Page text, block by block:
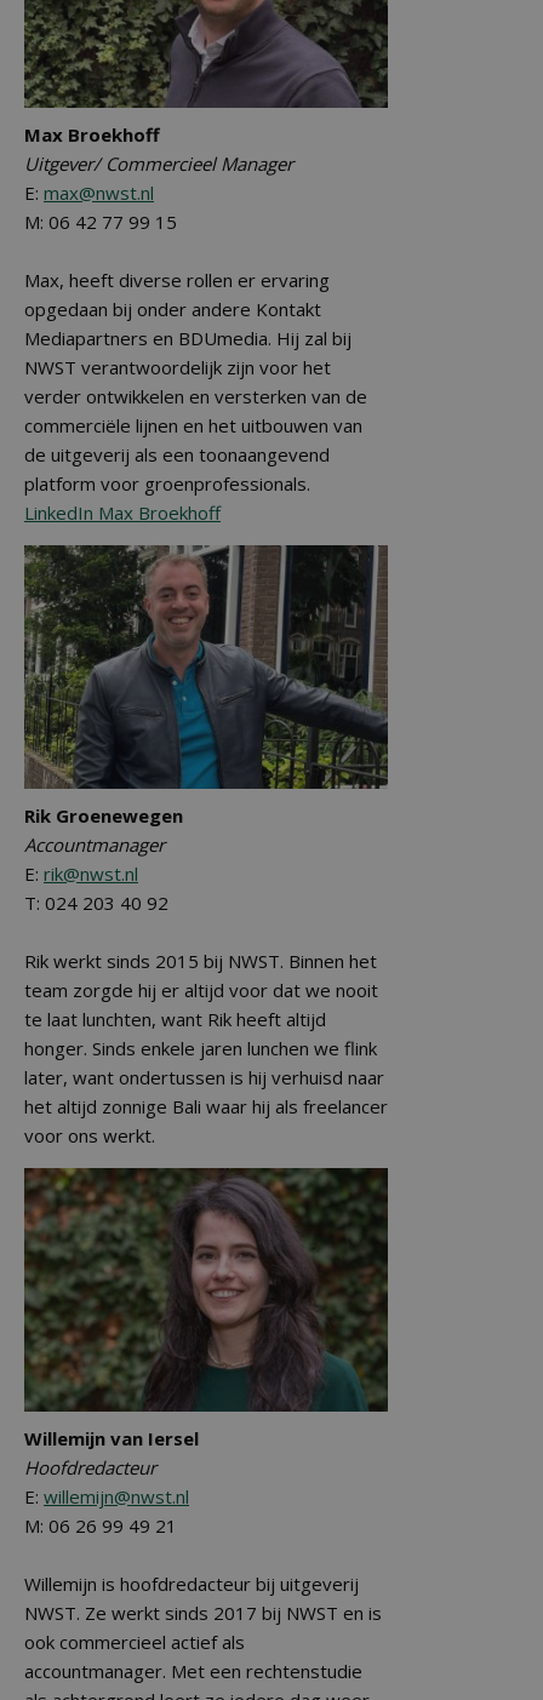
Max Broekhoff
Uitgever/ Commercieel Manager
E: max@nwst.nl
M: 06 42 77 99 15
Max, heeft diverse rollen er ervaring
opgedaan bij onder andere Kontakt
Mediapartners en BDUmedia. Hij zal bij
NWST verantwoordelijk zijn voor het
verder ontwikkelen en versterken van de
commerciële lijnen en het uitbouwen van
de uitgeverij als een toonaangevend
platform voor groenprofessionals.
LinkedIn Max Broekhoff
Rik Groenewegen
Accountmanager
E: rik@nwst.nl
T: 024 203 40 92
Rik werkt sinds 2015 bij NWST. Binnen het
team zorgde hij er altijd voor dat we nooit
te laat lunchten, want Rik heeft altijd
honger. Sinds enkele jaren lunchen we flink
later, want ondertussen is hij verhuisd naar
het altijd zonnige Bali waar hij als freelancer
voor ons werkt.
Willemijn van Iersel
Hoofdredacteur
E: willemijn@nwst.nl
M: 06 26 99 49 21
Willemijn is hoofdredacteur bij uitgeverij
NWST. Ze werkt sinds 2017 bij NWST en is
ook commercieel actief als
accountmanager. Met een rechtenstudie